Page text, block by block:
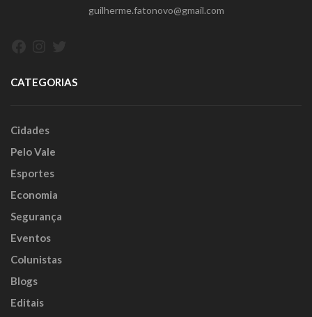
guilherme.fatonovo@gmail.com
CATEGORIAS
Cidades
Pelo Vale
Esportes
Economia
Segurança
Eventos
Colunistas
Blogs
Editais